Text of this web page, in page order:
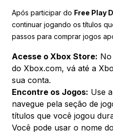
Após participar do Free Play
continuar jogando os títulos
passos para comprar jogos
Acesse o Xbox Store:
do Xbox.com, vá até a
sua conta.
Encontre os Jogos: Use
navegue pela seção de
títulos que você jogou
Você pode usar o nome